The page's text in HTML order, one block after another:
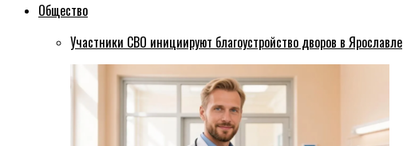
Общество
Участники СВО инициируют благоустройство дворов в Ярославле